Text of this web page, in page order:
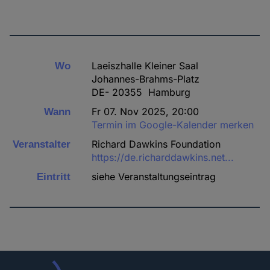
Wo
Laeiszhalle Kleiner Saal
Johannes-Brahms-Platz
DE- 20355 Hamburg
Wann
Fr 07. Nov 2025, 20:00
Termin im Google-Kalender merken
Veranstalter
Richard Dawkins Foundation
https://de.richarddawkins.net...
Eintritt siehe Veranstaltungseintrag